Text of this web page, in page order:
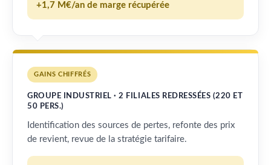
+1,7 M€/an de marge récupérée
GAINS CHIFFRÉS
GROUPE INDUSTRIEL · 2 FILIALES REDRESSÉES (220 ET
50 PERS.)
Identification des sources de pertes, refonte des prix
de revient, revue de la stratégie tarifaire.